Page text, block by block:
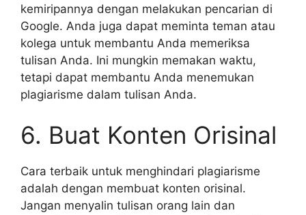
kemiripannya dengan melakukan pencarian di
Google. Anda juga dapat meminta teman atau
kolega untuk membantu Anda memeriksa
tulisan Anda. Ini mungkin memakan waktu,
tetapi dapat membantu Anda menemukan
plagiarisme dalam tulisan Anda.
6. Buat Konten Orisinal
Cara terbaik untuk menghindari plagiarisme
adalah dengan membuat konten orisinal.
Jangan menyalin tulisan orang lain dan